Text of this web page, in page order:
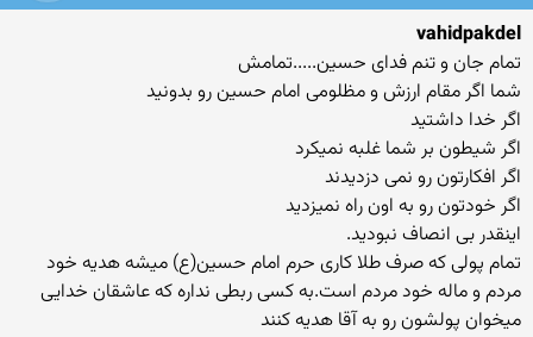
vahidpakdel
تمام جان و تنم فدای حسین.....تمامش
شما اگر مقام ارزش و مظلومی امام حسین رو بدونید
اگر خدا داشتید
اگر شیطون بر شما غلبه نمیکرد
اگر افکارتون رو نمی دزدیدند
اگر خودتون رو به اون راه نمیزدید
اینقدر بی انصاف نبودید.
تمام پولی که صرف طلا کاری حرم امام حسین(ع) میشه هدیه خود
مردم و ماله خود مردم است.به کسی ربطی نداره که عاشقان خدایی
میخوان پولشون رو به آقا هدیه کنند